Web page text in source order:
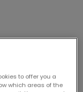
to offer you a
which areas of the